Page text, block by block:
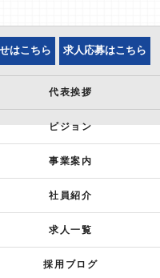
はこちら 求人応募はこちら
代表挨拶
ビジョン
事業案内
社員紹介
求人一覧
採用ブログ